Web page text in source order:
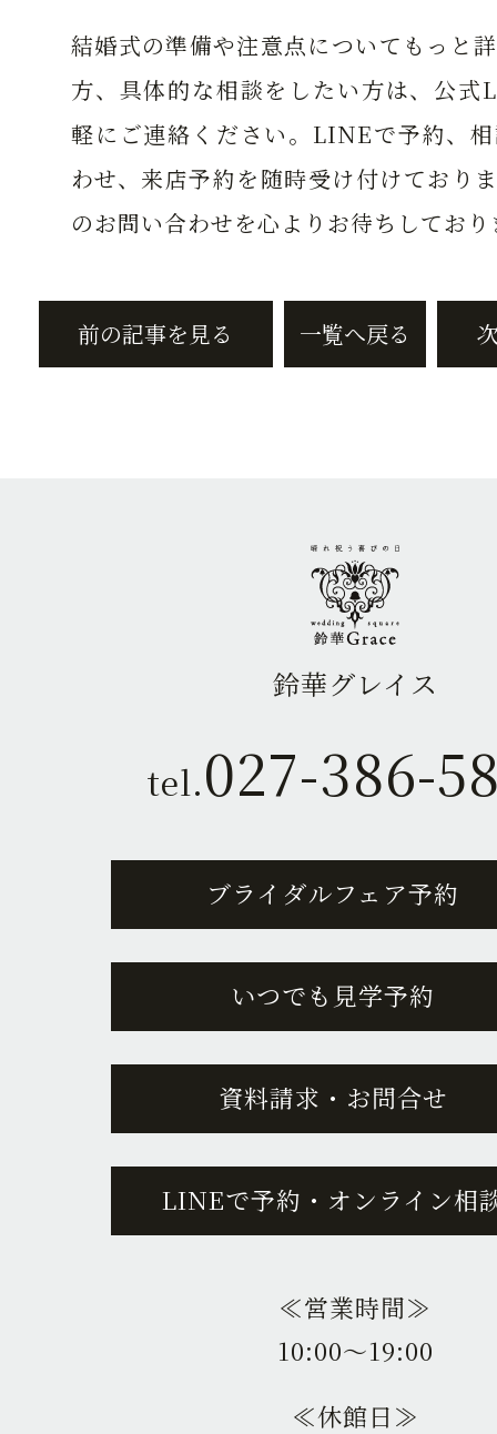
結婚式の準備や注意点についてもっと
方、具体的な相談をしたい方は、公式
軽にご連絡ください。LINEで予約、
わせ、来店予約を随時受け付けており
のお問い合わせを心よりお待ちしており
前の記事を見る 一覧へ戻る
鈴華グレイス
tel.027-386-
ブライダルフェア予約
いつでも見学予約
資料請求・お問合せ
LINEで予約・オンライン相
≪営業時間≫
10:00〜19:00
≪休館日≫